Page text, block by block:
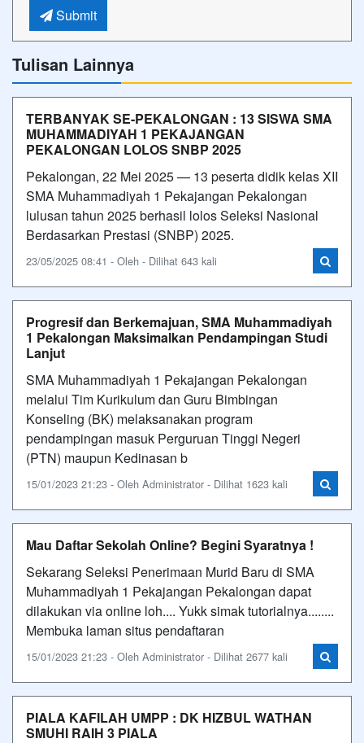
Submit
Tulisan Lainnya
TERBANYAK SE-PEKALONGAN : 13 SISWA SMA
MUHAMMADIYAH 1 PEKAJANGAN
PEKALONGAN LOLOS SNBP 2025
Pekalongan, 22 Mei 2025 — 13 peserta didik kelas XII
SMA Muhammadiyah 1 Pekajangan Pekalongan
lulusan tahun 2025 berhasil lolos Seleksi Nasional
Berdasarkan Prestasi (SNBP) 2025.
23/05/2025 08:41 - Oleh - Dilihat 643 kali
Progresif dan Berkemajuan, SMA Muhammadiyah
1 Pekalongan Maksimalkan Pendampingan Studi
Lanjut
SMA Muhammadiyah 1 Pekajangan Pekalongan
melalui Tim Kurikulum dan Guru Bimbingan
Konseling (BK) melaksanakan program
pendampingan masuk Perguruan Tinggi Negeri
(PTN) maupun Kedinasan b
15/01/2023 21:23 - Oleh Administrator - Dilihat 1623 kali
Mau Daftar Sekolah Online? Begini Syaratnya !
Sekarang Seleksi Penerimaan Murid Baru di SMA
Muhammadiyah 1 Pekajangan Pekalongan dapat
dilakukan via online loh.... Yukk simak tutorialnya........
Membuka laman situs pendaftaran
15/01/2023 21:23 - Oleh Administrator - Dilihat 2677 kali
PIALA KAFILAH UMPP : DK HIZBUL WATHAN
SMUHI RAIH 3 PIALA